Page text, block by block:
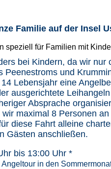
Familie auf der Insel
speziell für Familien mit
bei Kindern, da wir nur
Peenestroms und
Lebensjahr eine
ausgerichtete
Absprache
maximal 8 Personen an
diese Fahrt alleine
Gästen anschließen.
bis 13:00 Uhr *
in den